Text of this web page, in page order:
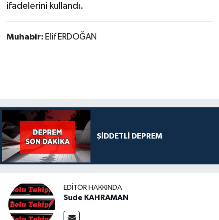
ifadelerini kullandı.
Muhabir: Elif ERDOĞAN
ŞİDDETLİ DEPREM
EDITÖR HAKKINDA
Sude KAHRAMAN